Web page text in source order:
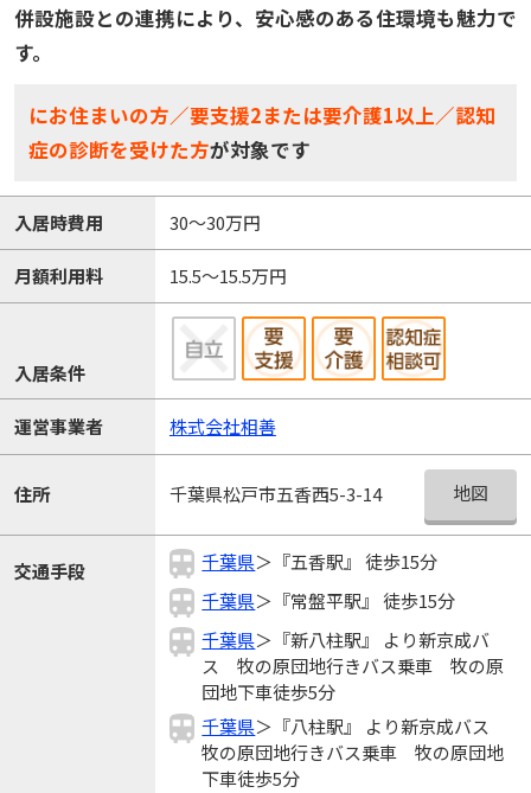
併設施設との連携により、安心感のある住環境も魅力で
す。
にお住まいの方／要支援2または要介護1以上／認知
症の診断を受けた方が対象です
入居時費用 30～30万円
月額利用料 15.5～15.5万円
入居条件
運営事業者 株式会社相善
住所 千葉県松戸市五香西5-3-14 地図
交通手段 千葉県＞『五香駅』 徒歩15分
千葉県＞『常盤平駅』 徒歩15分
千葉県＞『新八柱駅』 より新京成バ
ス 牧の原団地行きバス乗車 牧の原
団地下車徒歩5分
千葉県＞『八柱駅』 より新京成バス
牧の原団地行きバス乗車 牧の原団地
下車徒歩5分